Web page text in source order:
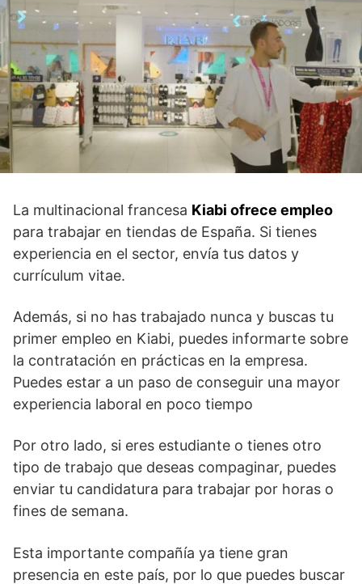
La multinacional francesa Kiabi ofrece empleo
para trabajar en tiendas de España. Si tienes
experiencia en el sector, envía tus datos y
currículum vitae.
Además, si no has trabajado nunca y buscas tu
primer empleo en Kiabi, puedes informarte sobre
la contratación en prácticas en la empresa.
Puedes estar a un paso de conseguir una mayor
experiencia laboral en poco tiempo
Por otro lado, si eres estudiante o tienes otro
tipo de trabajo que deseas compaginar, puedes
enviar tu candidatura para trabajar por horas o
fines de semana.
Esta importante compañía ya tiene gran
presencia en este país, por lo que puedes buscar